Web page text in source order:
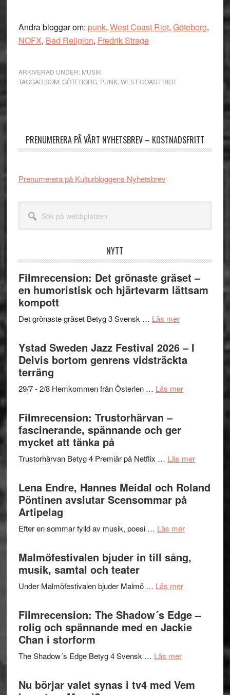
Andra bloggar om: punk, West Coast Riot, Göteborg,
NOFX, Bad Religion, Fredrik Strage
ARKIVERAD UNDER: MUSIK
TAGGAD SOM:GÖTEBORG, PUNK, WEST COAST RIOT
PRENUMERERA PÅ VÅRT NYHETSBREV – KOSTNADSFRITT
Prenumerera på Kulturbloggens Nyhetsbrev
webbplatsen
NYTT
Filmrecension: Det grönaste gräset –
en humoristisk och hjärtevarm lättsam
kompott
Det grönaste gräset Betyg 3 Svensk … Läs merom
Filmrecension:
Det
grönaste
gräset
en
hjärtevarm
Ystad Sweden Jazz Festival 2026 – I
Delvis bortom genrens vidsträckta
terräng
29/7 - 2/8 Hemkommen från Österlen … Läs merom
–
Delvis
bortom
terräng
Filmrecension: Trustorhärvan –
fascinerande, spännande och ger
mycket att tänka på
Trustorhärvan Betyg 4 Premiär på Netflix … Läs merom
–
Lena Endre, Hannes Meidal och Roland
Pöntinen avslutar Scensommar på
Artipelag
Efter en sommar fylld av musik, poesi … Läs merom
Hannes
Pöntinen
avslutar
Malmöfestivalen bjuder in till sång,
musik, samtal och teater
Under Malmöfestivalen bjuder Malmö … Läs merom
in
till
och
Filmrecension: The Shadow´s Edge –
rolig och spännande med en Jackie
Chan i storform
The Shadow´s Edge Betyg 4 Svensk … Läs merom
Shadow
Nu börjar valet synas i tv4 med Vem